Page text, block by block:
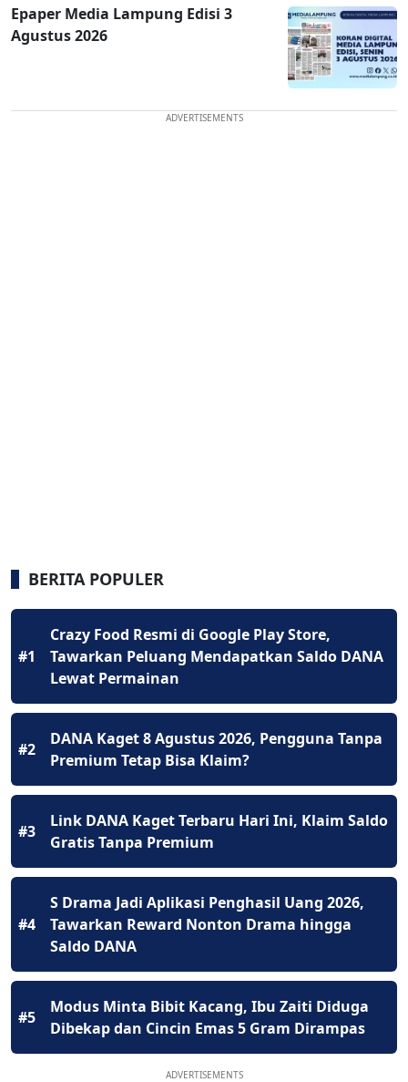
Epaper Media Lampung Edisi 3
Agustus 2026
ADVERTISEMENTS
BERITA POPULER
#1
Crazy Food Resmi di Google Play Store,
Tawarkan Peluang Mendapatkan Saldo DANA
Lewat Permainan
#2
DANA Kaget 8 Agustus 2026, Pengguna Tanpa
Premium Tetap Bisa Klaim?
#3
Link DANA Kaget Terbaru Hari Ini, Klaim Saldo
Gratis Tanpa Premium
#4
S Drama Jadi Aplikasi Penghasil Uang 2026,
Tawarkan Reward Nonton Drama hingga
Saldo DANA
#5
Modus Minta Bibit Kacang, Ibu Zaiti Diduga
Dibekap dan Cincin Emas 5 Gram Dirampas
ADVERTISEMENTS